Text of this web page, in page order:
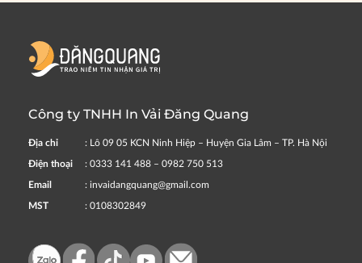
Công ty TNHH In Vải Đăng Quang
Địa chỉ : Lô 09 05 KCN Ninh Hiệp – Huyện Gia Lâm – TP. Hà Nội
Điện thoại : 0333 141 488 – 0982 750 513
Email : invaidangquang@gmail.com
MST : 0108302849